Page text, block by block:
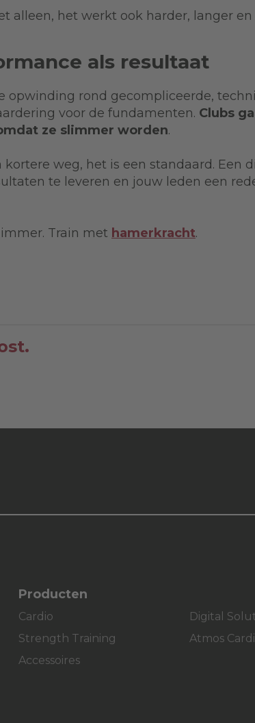
alleen, het werkt ook harder, langer
als resultaat
opwinding rond gecompliceerde,
voor de fundamenten. Clubs
ze slimmer worden.
weg, het is een standaard. Een
te leveren en jouw leden een
Train met hamerkracht.
Producten
Cardio
Strength Training
Accessoires
Digital
Atmos